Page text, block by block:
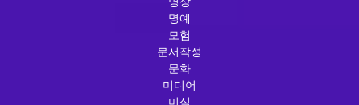
명예
모험
문서작성
문화
미디어
미식